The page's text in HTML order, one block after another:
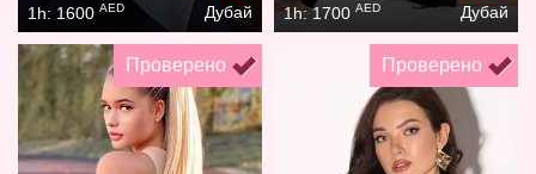
1h: 1600 AED Дубай 1h: 1700 AED Дубай
Проверено Проверено